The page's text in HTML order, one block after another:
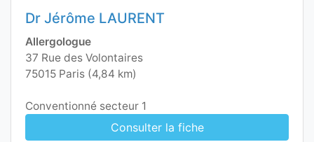
Dr Jérôme LAURENT
Allergologue
37 Rue des Volontaires
75015 Paris (4,84 km)
Conventionné secteur 1
Consulter la fiche